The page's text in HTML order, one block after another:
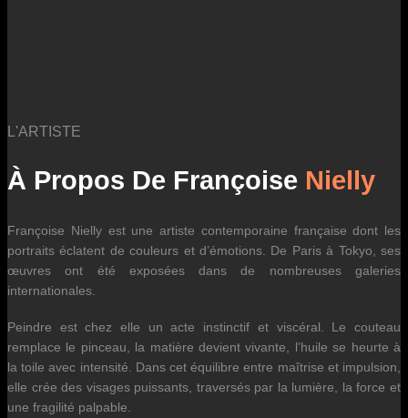
L'ARTISTE
À Propos De Françoise Nielly
Françoise Nielly est une artiste contemporaine française dont les
portraits éclatent de couleurs et d’émotions. De Paris à Tokyo, ses
œuvres ont été exposées dans de nombreuses galeries
internationales.
Peindre est chez elle un acte instinctif et viscéral. Le couteau
remplace le pinceau, la matière devient vivante, l’huile se heurte à
la toile avec intensité. Dans cet équilibre entre maîtrise et impulsion,
elle crée des visages puissants, traversés par la lumière, la force et
une fragilité palpable.